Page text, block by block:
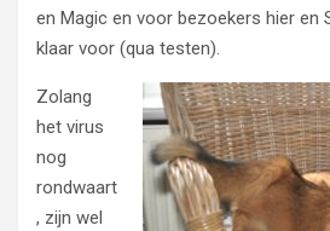
en Magic en voor bezoekers hier en
klaar voor (qua testen).
Zolang
het virus
nog
rondwaart
, zijn wel